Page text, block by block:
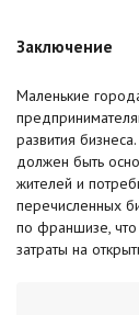
Заключение
Маленькие
развития
должен быть
жителей и
перечисленных
по франшизе, что
затраты на